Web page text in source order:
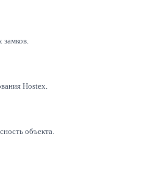
замков.
Hostex.
объекта.